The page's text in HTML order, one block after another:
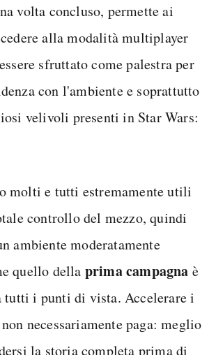
volta concluso, permette ai
alla modalità multiplayer
sfruttato come palestra per
con l'ambiente e soprattutto
velivoli presenti in Star Wars:
molti e tutti estremamente utili
controllo del mezzo, quindi
ambiente moderatamente
quello della prima campagna è
tutti i punti di vista. Accelerare i
necessariamente paga: meglio
la storia completa prima di